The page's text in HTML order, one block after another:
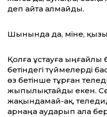
деп айта алмайды.
Шынында да, міне,
Қолға ұстауға ыңғайлы
бетіндегі түймелерді
өз бетінше тұрған
жыпылықтайды екен.
жақындамай-ақ,
арнаңа аударып ала